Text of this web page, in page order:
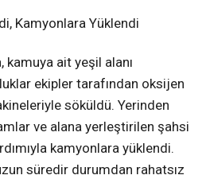
Kamyonlara Yüklendi
kamuya ait yeşil alanı
ekipler tarafından oksijen
söküldü. Yerinden
ve alana yerleştirilen şahsi
kamyonlara yüklendi.
süredir durumdan rahatsız